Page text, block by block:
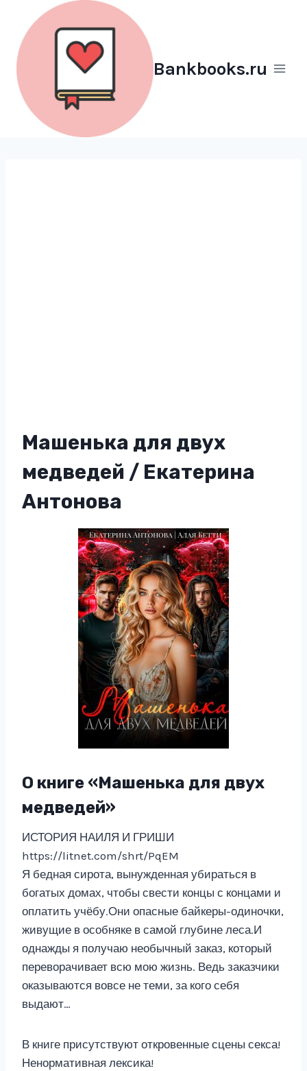
Перейти
содержимому
Bankbooks.ru
Машенька для двух
медведей / Екатерина
Антонова
О книге «Машенька для двух
медведей»
ИСТОРИЯ НАИЛЯ И ГРИШИ
https://litnet.com/shrt/PqEM
Я бедная сирота, вынужденная убираться в
богатых домах, чтобы свести концы с концами и
оплатить учёбу.Они опасные байкеры-одиночки,
живущие в особняке в самой глубине леса.И
однажды я получаю необычный заказ, который
переворачивает всю мою жизнь. Ведь заказчики
оказываются вовсе не теми, за кого себя
выдают…
В книге присутствуют откровенные сцены секса!
Ненормативная лексика!